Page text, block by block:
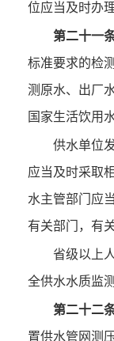
位应当及时办理
第二十一
标准要求的检
测原水、出厂
国家生活饮用
供水单位
应当及时采取
水主管部门应
有关部门，有
省级以上
全供水水质监
第二十二
置供水管网测